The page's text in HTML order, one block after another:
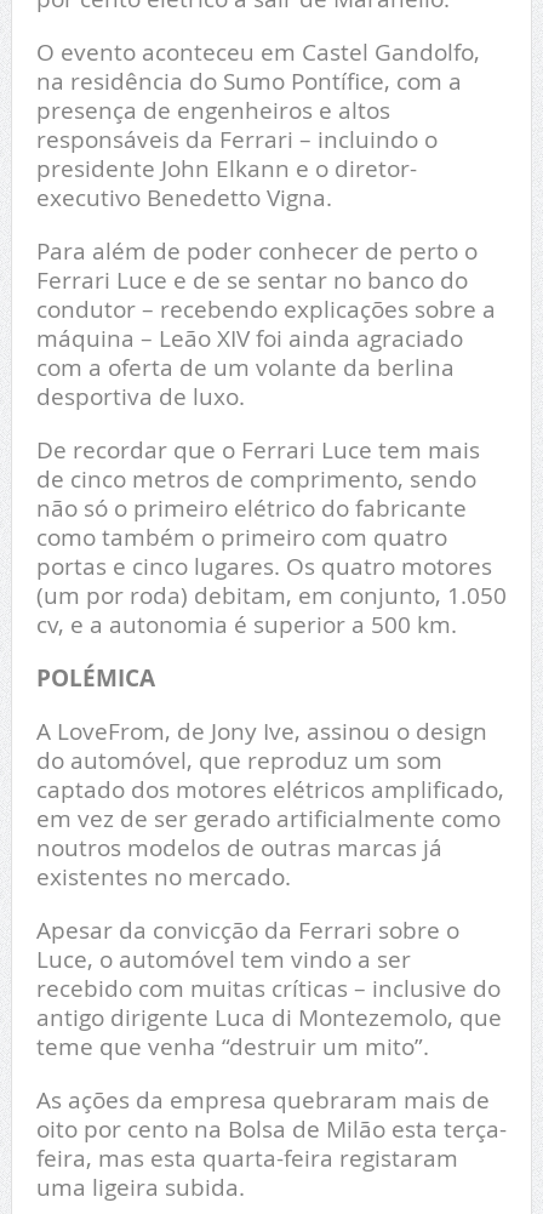
O evento aconteceu em Castel Gandolfo,
na residência do Sumo Pontífice, com a
presença de engenheiros e altos
responsáveis da Ferrari – incluindo o
presidente John Elkann e o diretor-
executivo Benedetto Vigna.
Para além de poder conhecer de perto o
Ferrari Luce e de se sentar no banco do
condutor – recebendo explicações sobre a
máquina – Leão XIV foi ainda agraciado
com a oferta de um volante da berlina
desportiva de luxo.
De recordar que o Ferrari Luce tem mais
de cinco metros de comprimento, sendo
não só o primeiro elétrico do fabricante
como também o primeiro com quatro
portas e cinco lugares. Os quatro motores
(um por roda) debitam, em conjunto, 1.050
cv, e a autonomia é superior a 500 km.
POLÉMICA
A LoveFrom, de Jony Ive, assinou o design
do automóvel, que reproduz um som
captado dos motores elétricos amplificado,
em vez de ser gerado artificialmente como
noutros modelos de outras marcas já
existentes no mercado.
Apesar da convicção da Ferrari sobre o
Luce, o automóvel tem vindo a ser
recebido com muitas críticas – inclusive do
antigo dirigente Luca di Montezemolo, que
teme que venha “destruir um mito”.
As ações da empresa quebraram mais de
oito por cento na Bolsa de Milão esta terça-
feira, mas esta quarta-feira registaram
uma ligeira subida.